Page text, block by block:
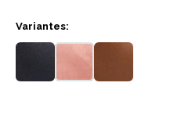
Variantes: